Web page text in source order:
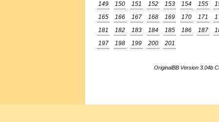
149
150 151 152 153 154 155
165
166 167 168 169 170 171
181
182 183 184 185 186 187
197
198 199 200 201
OriginalBB Version 3.04b